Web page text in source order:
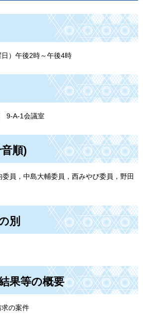
）午後2時～午後4時
9-A-1会議室
順)
員，中島大輔委員，西みやび委員，野田
別
果等の概要
の案件